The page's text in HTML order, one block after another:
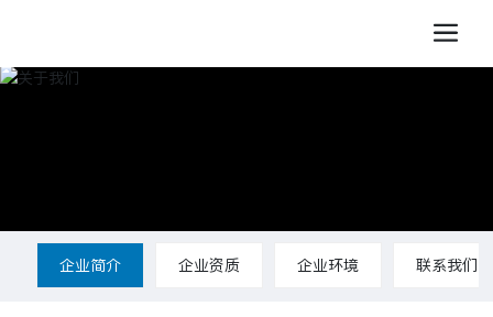
企业简介 企业资质 企业环境 联系我们